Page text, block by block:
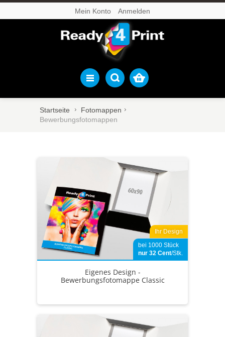
Mein Konto Anmelden
Startseite
Fotomappen
Bewerbungsfotomappen
Ihr Design
bei 1000 Stück
nur 32 Cent/Stk.
Eigenes Design -
Bewerbungsfotomappe Classic